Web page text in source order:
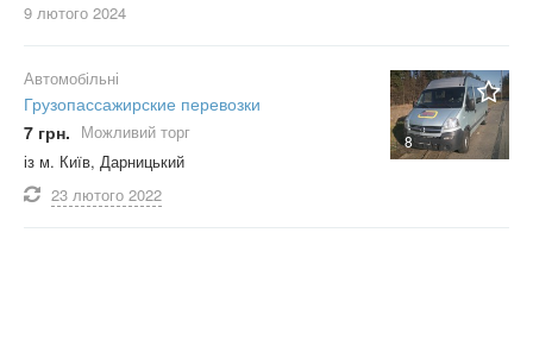
9 лютого 2024
8
Автомобільні
Грузопассажирские перевозки
7 грн. Можливий торг
із м. Київ, Дарницький
23 лютого 2022